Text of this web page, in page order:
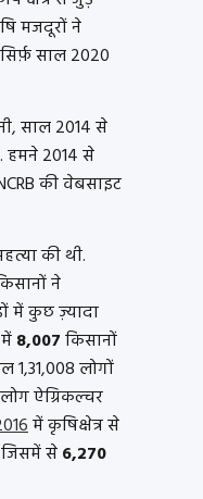
मजदूरों ने
साल 2020
साल 2014 से
हमने 2014 से
की वेबसाइट
की थी.
ने
कुछ ज़्यादा
8,007किसानों
1,31,008 लोगों
ऐग्रिकल्चर
में कृषिक्षेत्र से
जिसमें से6,270